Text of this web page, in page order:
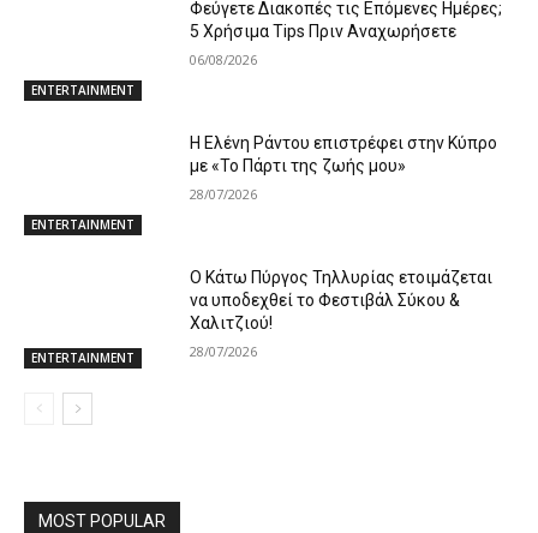
ENTERTAINMENT
Φεύγετε Διακοπές τις Επόμενες Ημέρες;
5 Χρήσιμα Tips Πριν Αναχωρήσετε
06/08/2026
ENTERTAINMENT
Η Ελένη Ράντου επιστρέφει στην Κύπρο
με «Το Πάρτι της ζωής μου»
28/07/2026
ENTERTAINMENT
Ο Κάτω Πύργος Τηλλυρίας ετοιμάζεται
να υποδεχθεί το Φεστιβάλ Σύκου &
Χαλιτζιού!
28/07/2026
MOST POPULAR